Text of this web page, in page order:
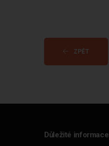
ZPĚT
Důležité informace